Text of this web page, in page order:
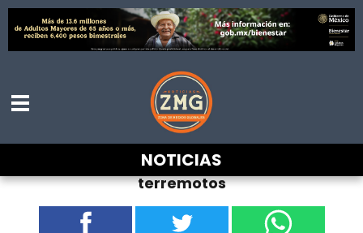
NOTICIAS
Venezolana pide que les donen iPhones y
iMacs para sobrellevar la tragedia tras
terremotos